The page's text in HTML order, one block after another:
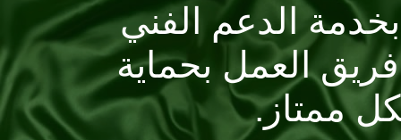
الدعم الفني
العمل بحماية
ممتاز.